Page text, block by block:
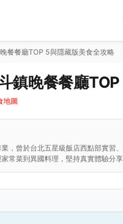
餐餐廳TOP 5與隱藏版美食全攻略
鎮晚餐餐廳
地圖
，曾於台北五星級飯店西點部實習
常菜到異國料理，堅持真實體驗分